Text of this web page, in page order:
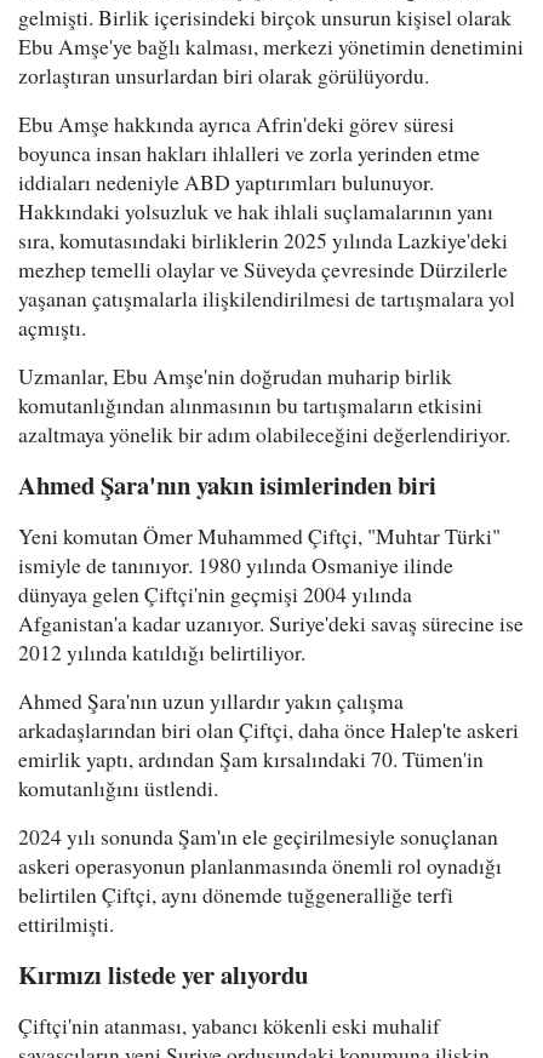
gelmişti. Birlik içerisindeki birçok unsurun kişisel olarak
Ebu Amşe'ye bağlı kalması, merkezi yönetimin denetimini
zorlaştıran unsurlardan biri olarak görülüyordu.
Ebu Amşe hakkında ayrıca Afrin'deki görev süresi
boyunca insan hakları ihlalleri ve zorla yerinden etme
iddiaları nedeniyle ABD yaptırımları bulunuyor.
Hakkındaki yolsuzluk ve hak ihlali suçlamalarının yanı
sıra, komutasındaki birliklerin 2025 yılında Lazkiye'deki
mezhep temelli olaylar ve Süveyda çevresinde Dürzilerle
yaşanan çatışmalarla ilişkilendirilmesi de tartışmalara yol
açmıştı.
Uzmanlar, Ebu Amşe'nin doğrudan muharip birlik
komutanlığından alınmasının bu tartışmaların etkisini
azaltmaya yönelik bir adım olabileceğini değerlendiriyor.
Ahmed Şara'nın yakın isimlerinden biri
Yeni komutan Ömer Muhammed Çiftçi, "Muhtar Türki"
ismiyle de tanınıyor. 1980 yılında Osmaniye ilinde
dünyaya gelen Çiftçi'nin geçmişi 2004 yılında
Afganistan'a kadar uzanıyor. Suriye'deki savaş sürecine ise
2012 yılında katıldığı belirtiliyor.
Ahmed Şara'nın uzun yıllardır yakın çalışma
arkadaşlarından biri olan Çiftçi, daha önce Halep'te askeri
emirlik yaptı, ardından Şam kırsalındaki 70. Tümen'in
komutanlığını üstlendi.
2024 yılı sonunda Şam'ın ele geçirilmesiyle sonuçlanan
askeri operasyonun planlanmasında önemli rol oynadığı
belirtilen Çiftçi, aynı dönemde tuğgeneralliğe terfi
ettirilmişti.
Kırmızı listede yer alıyordu
Çiftçi'nin atanması, yabancı kökenli eski muhalif